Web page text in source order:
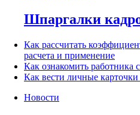
Шпаргалки
Как рассчитать
расчета и применение
Как ознакомить работника
Как вести личные карточки
Новости